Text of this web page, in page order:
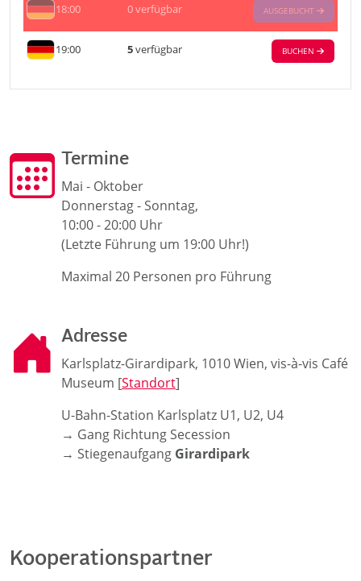
18:00 0verfügbar AUSGEBUCHT
19:00 5verfügbar BUCHEN
Termine
Mai - Oktober
Donnerstag - Sonntag,
10:00 - 20:00 Uhr
(Letzte Führung um 19:00 Uhr!)
Maximal 20 Personen pro Führung
Adresse
Karlsplatz-Girardipark, 1010 Wien, vis-à-vis Café
Museum [Standort]
U-Bahn-Station Karlsplatz U1, U2, U4
→ Gang Richtung Secession
→ Stiegenaufgang Girardipark
Kooperationspartner